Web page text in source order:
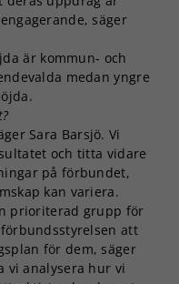
säger
är kommun- och
medan yngre
Sara Barsjö. Vi
och titta vidare
på förbundet,
kan variera.
prioriterad grupp för
att
för dem, säger
vi analysera hur vi